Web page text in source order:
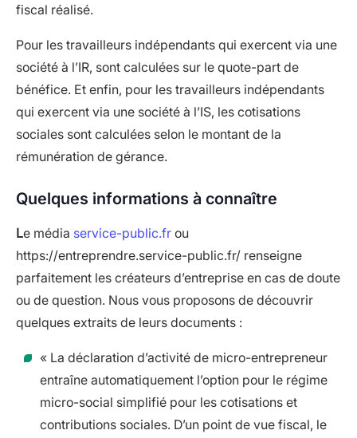
fiscal réalisé.
Pour les travailleurs indépendants qui exercent via une
société à l’IR, sont calculées sur le quote-part de
bénéfice. Et enfin, pour les travailleurs indépendants
qui exercent via une société à l’IS, les cotisations
sociales sont calculées selon le montant de la
rémunération de gérance.
Quelques informations à connaître
Le média service-public.fr ou
https://entreprendre.service-public.fr/ renseigne
parfaitement les créateurs d’entreprise en cas de doute
ou de question. Nous vous proposons de découvrir
quelques extraits de leurs documents :
« La déclaration d’activité de micro-entrepreneur
entraîne automatiquement l’option pour le régime
micro-social simplifié pour les cotisations et
contributions sociales. D’un point de vue fiscal, le